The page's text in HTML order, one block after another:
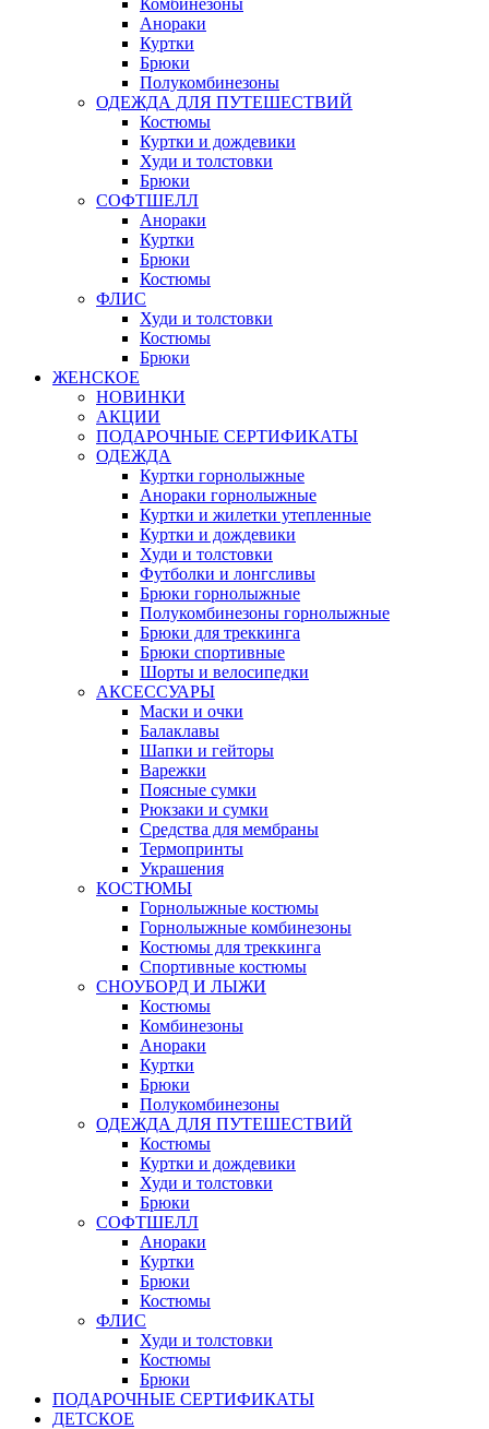
Комбинезоны
Анораки
Куртки
Брюки
Полукомбинезоны
ОДЕЖДА ДЛЯ ПУТЕШЕСТВИЙ
Костюмы
Куртки и дождевики
Худи и толстовки
Брюки
СОФТШЕЛЛ
Анораки
Куртки
Брюки
Костюмы
ФЛИС
Худи и толстовки
Костюмы
Брюки
ЖЕНСКОЕ
НОВИНКИ
АКЦИИ
ПОДАРОЧНЫЕ СЕРТИФИКАТЫ
ОДЕЖДА
Куртки горнолыжные
Анораки горнолыжные
Куртки и жилетки утепленные
Куртки и дождевики
Худи и толстовки
Футболки и лонгсливы
Брюки горнолыжные
Полукомбинезоны горнолыжные
Брюки для треккинга
Брюки спортивные
Шорты и велосипедки
АКСЕССУАРЫ
Маски и очки
Балаклавы
Шапки и гейторы
Варежки
Поясные сумки
Рюкзаки и сумки
Средства для мембраны
Термопринты
Украшения
КОСТЮМЫ
Горнолыжные костюмы
Горнолыжные комбинезоны
Костюмы для треккинга
Спортивные костюмы
СНОУБОРД И ЛЫЖИ
Костюмы
Комбинезоны
Анораки
Куртки
Брюки
Полукомбинезоны
ОДЕЖДА ДЛЯ ПУТЕШЕСТВИЙ
Костюмы
Куртки и дождевики
Худи и толстовки
Брюки
СОФТШЕЛЛ
Анораки
Куртки
Брюки
Костюмы
ФЛИС
Худи и толстовки
Костюмы
Брюки
ПОДАРОЧНЫЕ СЕРТИФИКАТЫ
ДЕТСКОЕ